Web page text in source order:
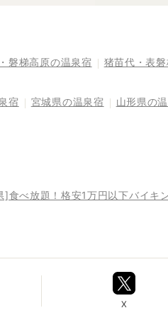
磐梯高原の温泉宿 猪苗代・表
宿 宮城県の温泉宿 山形県の
]食べ放題！格安1万円以下バイキ
X